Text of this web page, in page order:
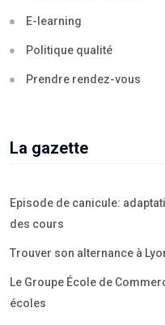
E-learning
Politique qualité
Prendre rendez-vous
La gazette
Episode de canicule:
des cours
Trouver son alternance à
Le Groupe École de
écoles